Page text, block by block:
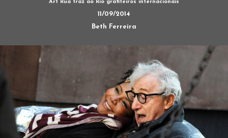
Art Rua traz ao Rio grafiteiros internacionais
11/09/2014
Beth Ferreira